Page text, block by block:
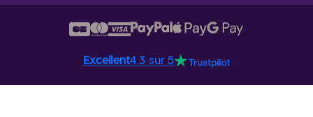
Excellent4.3 sur 5